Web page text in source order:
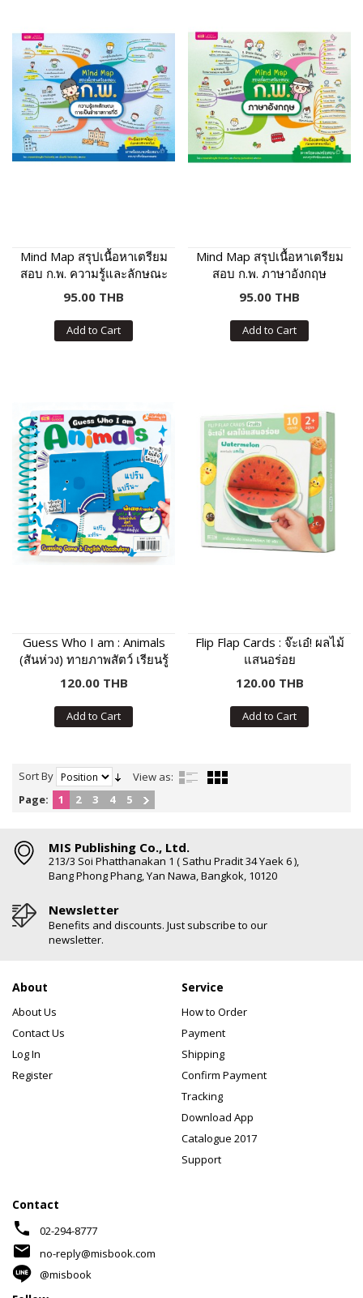
Mind Map สรุปเนื้อหาเตรียม
สอบ ก.พ. ความรู้และลักษณะ
การเป็นข้าราชการที่ดี
95.00 THB
Add to Cart
Mind Map สรุปเนื้อหาเตรียม
สอบ ก.พ. ภาษาอังกฤษ
95.00 THB
Add to Cart
Guess Who I am : Animals
(สันห่วง) ทายภาพสัตว์ เรียนรู้
คำศัพท์และเสียงร้องของสัตว์
120.00 THB
Add to Cart
Flip Flap Cards : จ๊ะเอ๋! ผลไม้
แสนอร่อย
120.00 THB
Add to Cart
Sort By
View as:
Page:
1 2 3 4 5
MIS Publishing Co., Ltd.
213/3 Soi Phatthanakan 1 ( Sathu Pradit 34 Yaek 6 ),
Bang Phong Phang, Yan Nawa, Bangkok, 10120
Newsletter
Benefits and discounts. Just subscribe to our
newsletter.
About
About Us
Contact Us
Log In
Register
Service
How to Order
Payment
Shipping
Confirm Payment
Tracking
Download App
Catalogue 2017
Support
Contact
phone 02-294-8777
mail
no-reply@misbook.com
@misbook